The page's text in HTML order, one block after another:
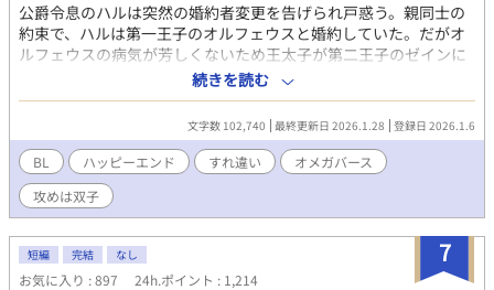
公爵令息のハルは突然の婚約者変更を告げられ戸惑う。親同士の
約束で、ハルは第一王子のオルフェウスと婚約していた。だがオ
ルフェウスの病気が芳しくないため王太子が第二王子のゼインに
変更となり、それに伴ってハルの婚約者も変更になったのだ。 昔
は一緒に仲良く遊んだはずなのに、無愛想で冷たいゼインはハル
のことを嫌っている。穏やかで優しいオルフェウスから、冷酷な
ゼインに婚約者が変わると聞いてハルは涙する。それでも家のた
めに役に立ちたい、王太子妃としてゼインを一途に愛し、尽くし
たいと運命を受け入れる覚悟をする。 婚礼式のときからハルに冷
たく傲慢な態度のゼイン。ハルは負けじと王太子妃としての役割
を果たすべくゼインに迫る。初夜のとき「抱いてください」とゼ
インに色仕掛けをするが「お前を抱く気はない」とゼインに一蹴
されてしまう——。
続きを読む
文字数 102,740 最終更新日 2026.1.28 登録日 2026.1.6
BL ハッピーエンド すれ違い
オメガバース
攻めは双子
7
短編 完結 なし
お気に入り : 897 24h.ポイント : 1,214